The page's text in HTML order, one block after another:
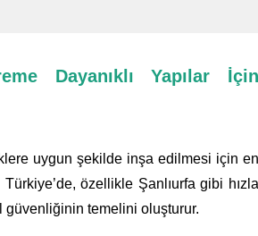
Dayanıklı Yapılar İçin
uygun şekilde inşa edilmesi için
özellikle Şanlıurfa gibi hızla
güvenliğinin temelini oluşturur.